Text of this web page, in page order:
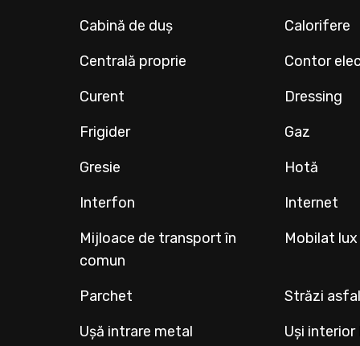
Cabină de duș
Calorifere
Centrală proprie
Contor
Curent
Dressing
Frigider
Gaz
Gresie
Hotă
Interfon
Internet
Mijloace de transport în
comun
Mobilat lux
Parchet Străzi
Ușă intrare metal
Uși interior